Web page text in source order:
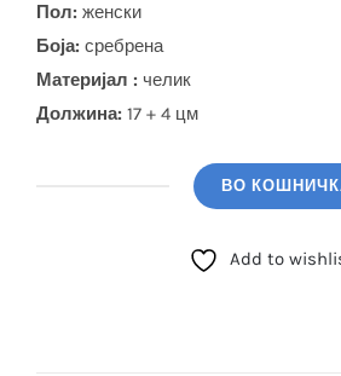
Пол: женски
Боја: сребрена
Материјал : челик
Должина: 17 + 4 цм
(JUBB05057JWRHL)
ВО
Add to